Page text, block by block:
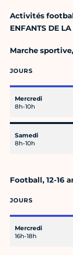
Activités
ENFANTS DE
Marche
JOURS
Mercredi
8h-10h
Samedi
8h-10h
Football, 12-16
JOURS
Mercredi
16h-18h